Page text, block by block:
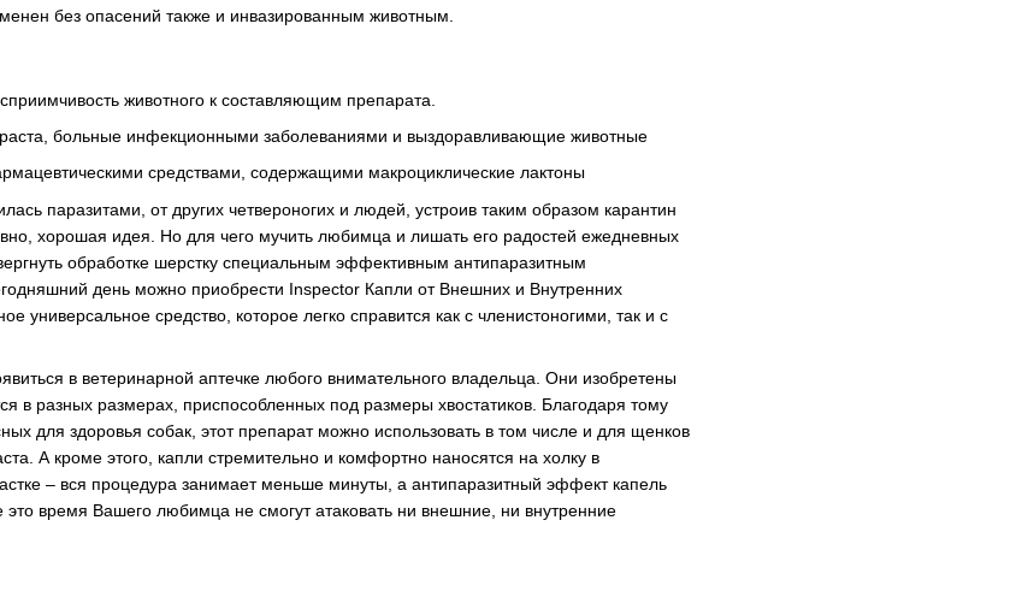
без опасений также и инвазированным животным.
животного к составляющим препарата.
больные инфекционными заболеваниями и выздоравливающие животные
средствами, содержащими макроциклические лактоны
паразитами, от других четвероногих и людей, устроив таким образом карантин
хорошая идея. Но для чего мучить любимца и лишать его радостей ежедневных
обработке шерстку специальным эффективным антипаразитным
день можно приобрести Inspector Капли от Внешних и Внутренних
универсальное средство, которое легко справится как с членистоногими, так и с
в ветеринарной аптечке любого внимательного владельца. Они изобретены
в разных размерах, приспособленных под размеры хвостатиков. Благодаря тому
для здоровья собак, этот препарат можно использовать в том числе и для щенков
А кроме этого, капли стремительно и комфортно наносятся на холку в
– вся процедура занимает меньше минуты, а антипаразитный эффект капель
это время Вашего любимца не смогут атаковать ни внешние, ни внутренние